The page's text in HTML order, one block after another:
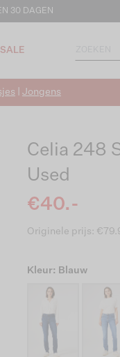
30 DAGEN
SALE
Jongens
Celia 248
Used
€40.-
Originele prijs:
Kleur: Blauw